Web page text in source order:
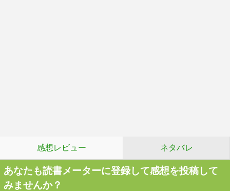
感想レビュー ネタバレ
あなたも読書メーターに登録して感想を投稿して
みませんか？